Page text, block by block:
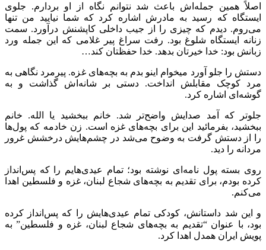
اصلاً همین جمله‌اش باعث شد نتوانم نگاه از او بردارم. جلوی
ایستگاه که رسید به مادرش اشاره کرد که شما نیایید من تنها
می‌روم. دیدم که چیزی را از جیب داخلی کاپشنش درآورد. سمت
زنانه ایستگاه شلوغ بود. رفت سراغ پیر غلامی که این جمله ورد
زبانش بود: خدا خیرتان بدهد. خدا حفظتان کند…
دستش را جلو آورد میخوام اینو بدم به بچه‌های غزه. پیرمرد نگاهی به
مرد کوچک مقابلش انداخت. دستی بر شانه‌اش گذاشت و به
گوشه‌ای اشاره کرد.
جلوتر که آمد صدایش واضح‌تر شد. خانم ببخشید یا الله. خانم
ببخشید، بفرمائید این برای بچه‌های غزه است. زن خادمه که پول‌ها
را از دستش گرفت به وضوح می‌شد در چشم‌هایش درخشش غرور
مردانه را دید.
روی بسته پول نامه‌ای نوشته بود؛ تمام عیدی‌هایم را که پس‌انداز
کرده بودم، برای تقدیم به بچه‌های شجاع لبنان، غزه و فلسطین اهدا
می‌کنم.
و این شد داستانش، کودکی تمام عیدی‌هایش را که پس‌انداز کرده
بود، با عنوان “تقدیم به بچه‌های شجاع لبنان، غزه و فلسطین” به
پویش ایران همدل اهدا کرد.